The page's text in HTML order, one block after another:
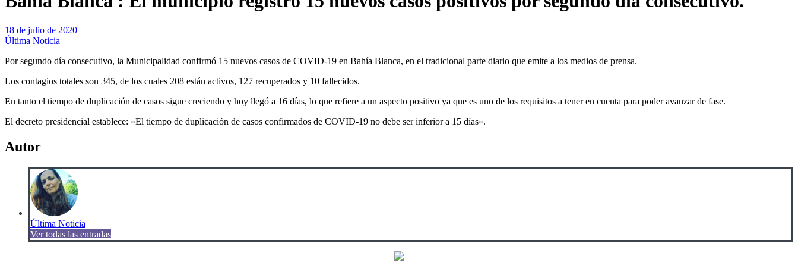
18 de julio de 2020
Última Noticia
Por segundo día consecutivo, la Municipalidad confirmó 15 nuevos casos de COVID-19 en Bahía Blanca, en el tradicional parte diario que emite a los medios de prensa.
Los contagios totales son 345, de los cuales 208 están activos, 127 recuperados y 10 fallecidos.
En tanto el tiempo de duplicación de casos sigue creciendo y hoy llegó a 16 días, lo que refiere a un aspecto positivo ya que es uno de los requisitos a tener en cuenta para poder avanzar de fase.
El decreto presidencial establece: «El tiempo de duplicación de casos confirmados de COVID-19 no debe ser inferior a 15 días».
Autor
Última Noticia
Ver todas las entradas